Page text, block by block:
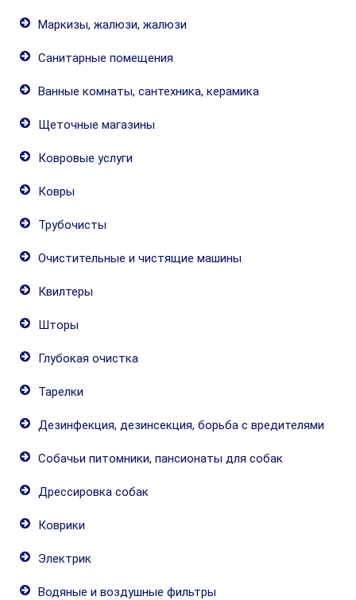
Маркизы, жалюзи, жалюзи
Санитарные помещения
Ванные комнаты, сантехника, керамика
Щеточные магазины
Ковровые услуги
Ковры
Трубочисты
Очистительные и чистящие машины
Квилтеры
Шторы
Глубокая очистка
Тарелки
Дезинфекция, дезинсекция, борьба с вредителями
Собачьи питомники, пансионаты для собак
Дрессировка собак
Коврики
Электрик
Водяные и воздушные фильтры